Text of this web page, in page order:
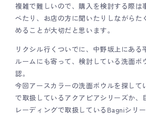
複雑で難しいので、購入を検討する際は
べたり、お店の方に聞いたりしながらた
めることが大切だと思います。
リクシル行くついでに、中野坂上にある
ルームにも寄って、検討している洗面ボ
認。
今回アースカラーの洗面ボウルを探して
で取扱しているアクアピアシリーズか、
レーディングで取扱しているBagniシリ